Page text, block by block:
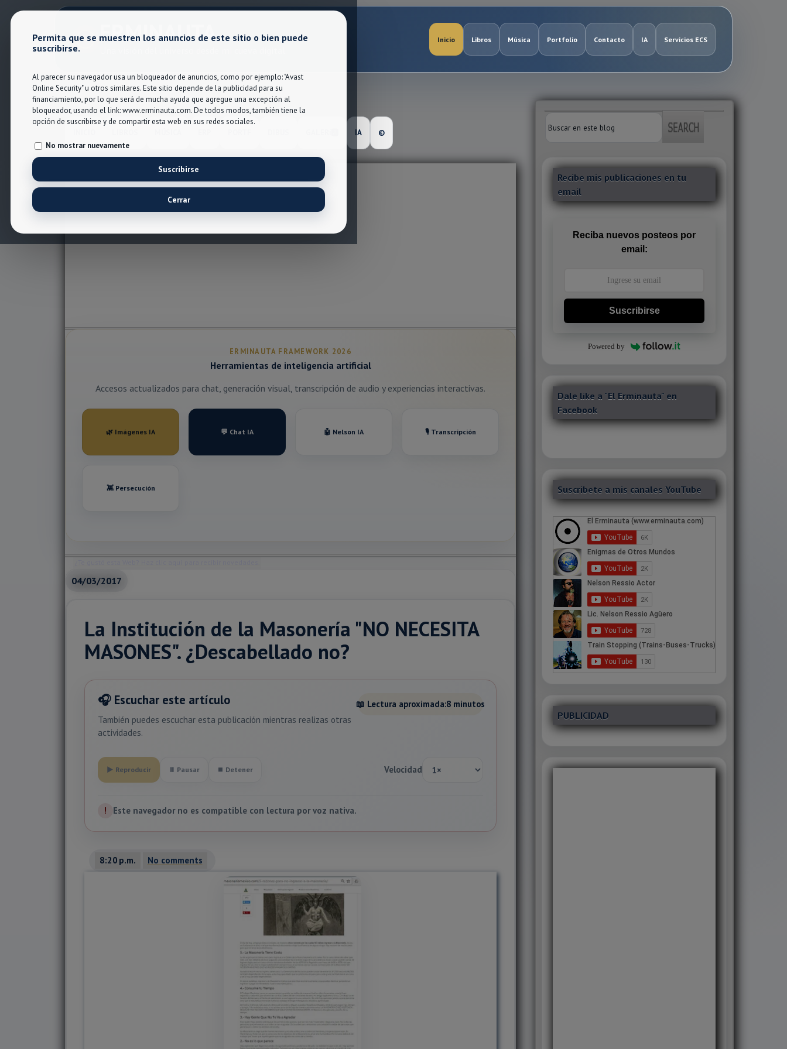
ERMINAUTA Inicio Libros Música Portfolio Contacto IA Servicios ECS
IA ©️
ERMINAUTA FRAMEWORK 2026
Herramientas de inteligencia artificial
Accesos actualizados para chat, generación visual, transcripción de audio y experiencias interactivas.
🌿 Imágenes IA 💬 Chat IA 🤖 Nelson IA 🎙️ Transcripción
👾 Persecución
04/03/2017
La Institución de la Masonería "NO NECESITA
MASONES". ¿Descabellado no?
🎧 Escuchar este artículo
También puedes escuchar esta publicación mientras realizas otras
actividades.
📖 Lectura aproximada:8 minutos
▶ Reproducir ⏸ Pausar ⏹ Detener Velocidad
! Este navegador no es compatible con lectura por voz nativa.
8:20 p.m. No comments
Recibe mis publicaciones en tu
email
Reciba nuevos posteos por
email:
Suscribirse
Powered by
Dale like a "El Erminauta" en
Facebook
Suscribete a mis canales YouTube
PUBLICIDAD
Permita que se muestren los anuncios de este sitio o bien puede
suscribirse.
Al parecer su navegador usa un bloqueador de anuncios, como por ejemplo: "Avast
Online Security" u otros similares. Este sitio depende de la publicidad para su
financiamiento, por lo que será de mucha ayuda que agregue una excepción al
bloqueador, usando el link: www.erminauta.com. De todos modos, también tiene la
opción de suscribirse y de compartir esta web en sus redes sociales.
No mostrar nuevamente
Suscribirse
Cerrar